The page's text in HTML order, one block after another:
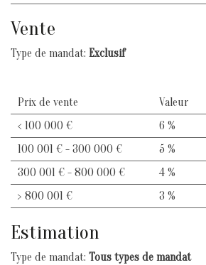
Vente
Type de mandat: Exclusif
Prix de vente
Valeur
< 100 000 €
6 %
100 001 € - 300 000 €
5 %
300 001 € - 800 000 €
4 %
> 800 001 € 3 %
Estimation
Type de mandat: Tous types de mandat